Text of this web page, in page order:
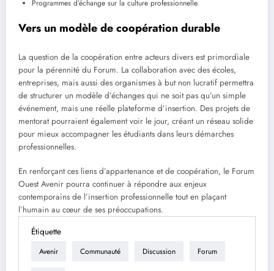
Programmes d’échange sur la culture professionnelle.
Vers un modèle de coopération durable
La question de la coopération entre acteurs divers est primordiale
pour la pérennité du Forum. La collaboration avec des écoles,
entreprises, mais aussi des organismes à but non lucratif permettra
de structurer un modèle d’échanges qui ne soit pas qu’un simple
événement, mais une réelle plateforme d’insertion. Des projets de
mentorat pourraient également voir le jour, créant un réseau solide
pour mieux accompagner les étudiants dans leurs démarches
professionnelles.
En renforçant ces liens d’appartenance et de coopération, le Forum
Ouest Avenir pourra continuer à répondre aux enjeux
contemporains de l’insertion professionnelle tout en plaçant
l’humain au cœur de ses préoccupations.
Étiquette
Avenir Communauté Discussion Forum